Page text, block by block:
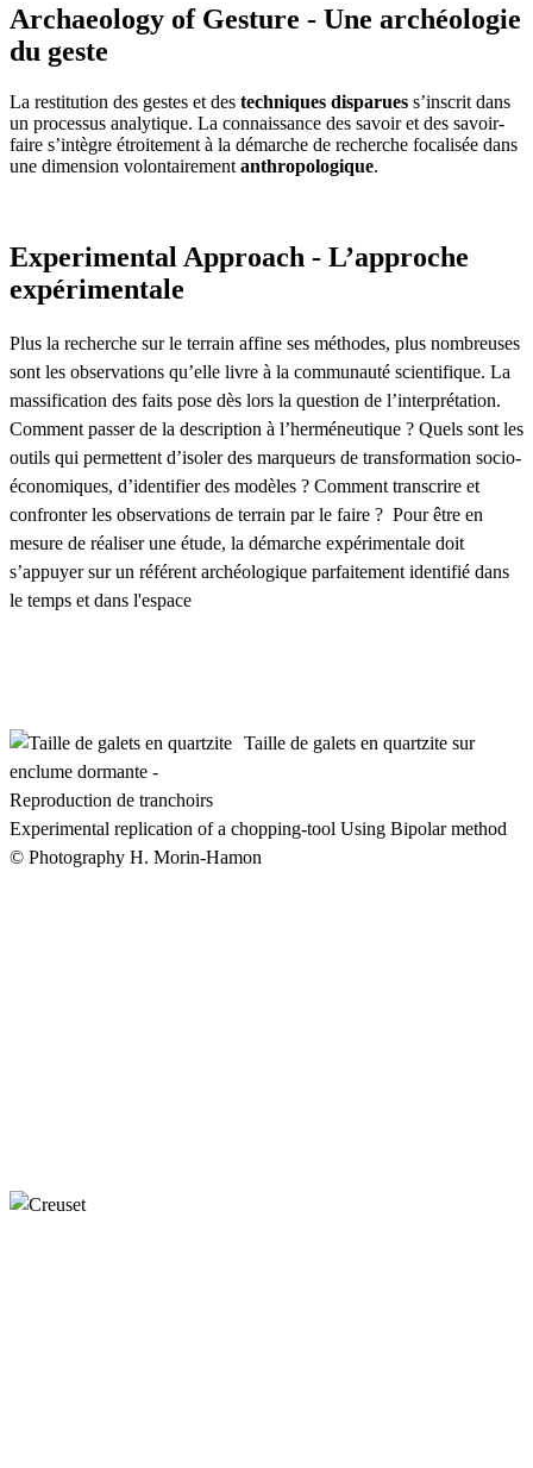
Archaeology of Gesture - Une archéologie
du geste
La restitution des gestes et des techniques disparues s’inscrit dans
un processus analytique. La connaissance des savoir et des savoir-
faire s’intègre étroitement à la démarche de recherche focalisée dans
une dimension volontairement anthropologique.
Experimental Approach - L’approche
expérimentale
Plus la recherche sur le terrain affine ses méthodes, plus nombreuses
sont les observations qu’elle livre à la communauté scientifique. La
massification des faits pose dès lors la question de l’interprétation.
Comment passer de la description à l’herméneutique ? Quels sont les
outils qui permettent d’isoler des marqueurs de transformation socio-
économiques, d’identifier des modèles ? Comment transcrire et
confronter les observations de terrain par le faire ? Pour être en
mesure de réaliser une étude, la démarche expérimentale doit
s’appuyer sur un référent archéologique parfaitement identifié dans
le temps et dans l'espace
Taille de galets en quartzite sur
enclume dormante -
Reproduction de tranchoirs
Experimental replication of a chopping-tool Using Bipolar method
© Photography H. Morin-Hamon